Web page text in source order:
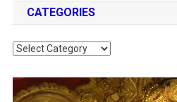
CATEGORIES
Categories